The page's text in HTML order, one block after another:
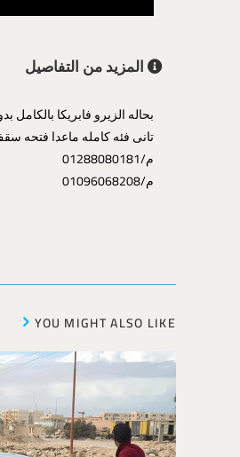
المزيد من التفاصيل
بحاله الزيرو فابريكا بالكامل
تانى فئه كامله ماعدا فتحه
م/01288080181
م/01096068208
YOU MIGHT ALSO LIKE